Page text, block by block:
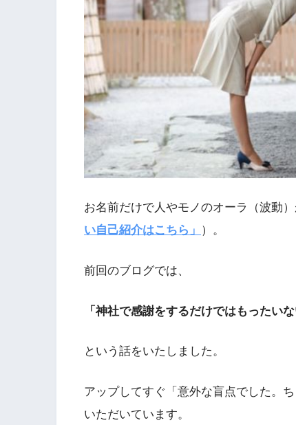
お名前だけで人やモノのオーラ（波動
い自己紹介はこちら」 ）。
前回のブログでは、
「神社で感謝をするだけではもったい
という話をいたしました。
アップしてすぐ「意外な盲点でした。
いただいています。